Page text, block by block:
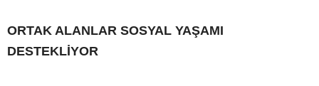
ORTAK ALANLAR SOSYAL YAŞAMI
DESTEKLİYOR